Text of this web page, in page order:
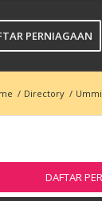
PERNIAGAAN
/ Directory /
DAFTAR